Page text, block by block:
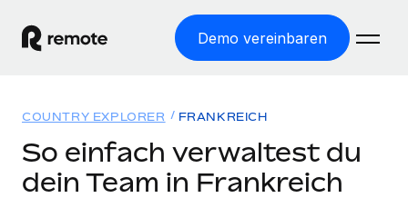
Demo vereinbaren
WELTWEITE BESCHÄFTIGUNG
Lösungen
COUNTRY EXPLORER FRANKREICH
So einfach verwaltest du
dein Team in Frankreich